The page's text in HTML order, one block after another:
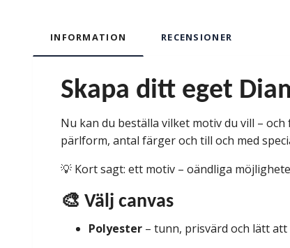
INFORMATION RECENSIONER
Skapa ditt eget
Nu kan du beställa vilket motiv du vill –
pärlform, antal färger och till och med
💡 Kort sagt: ett motiv – oändliga
🎨 Välj canvas
Polyester – tunn, prisvärd och lätt att